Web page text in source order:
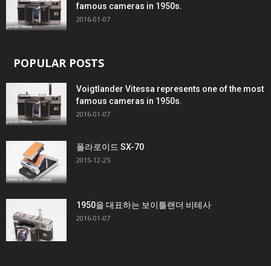
famous cameras in 1950s.
2016-01-07
POPULAR POSTS
Voigtlander Vitessa represents one of the most
famous cameras in 1950s.
2016-01-07
폴라로이드 SX-70
2015-12-25
1950을 대표하는 보이틀랜더 비테사
2016-01-07